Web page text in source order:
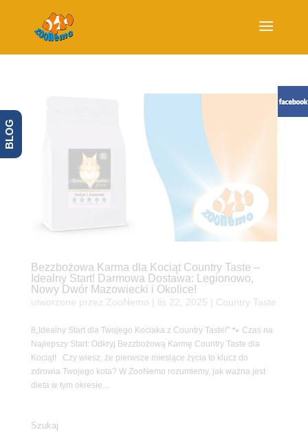
Bezzbożowa Karma dla Kociąt Country Taste –
Idealny Start! Darmowa Dostawa: Legionowo,
Nowy Dwór Mazowiecki i Okolice!
utworzone przez ZooNemo lis 22, 2025 Country Taste
8„Idealny Start dla Twojego Kociaka z Country Taste!” 🐾 Czas na
Najlepszy Start: Odkryj Bezzbożową Karmę Country Taste dla
Kociąt! Czy wiesz, że pierwsze miesiące życia to klucz do
zdrowia Twojego kota? W ZooNemo rozumiemy, jak ważna jest
dieta w tym okresie....
Szukaj
BLOG